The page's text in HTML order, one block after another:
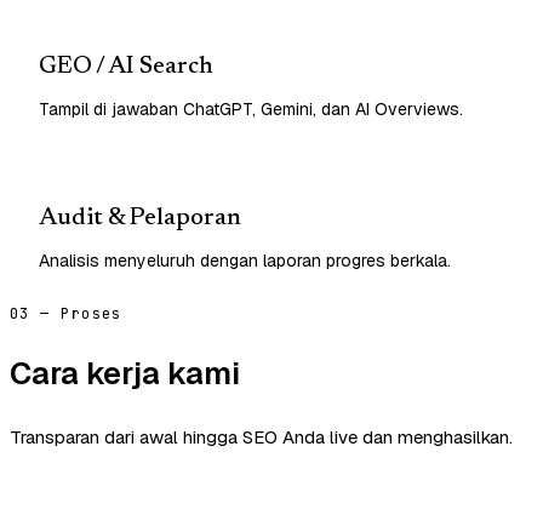
GEO / AI Search
Tampil di jawaban ChatGPT, Gemini, dan AI Overviews.
Audit & Pelaporan
Analisis menyeluruh dengan laporan progres berkala.
03 — Proses
Cara kerja kami
Transparan dari awal hingga SEO Anda live dan menghasilkan.